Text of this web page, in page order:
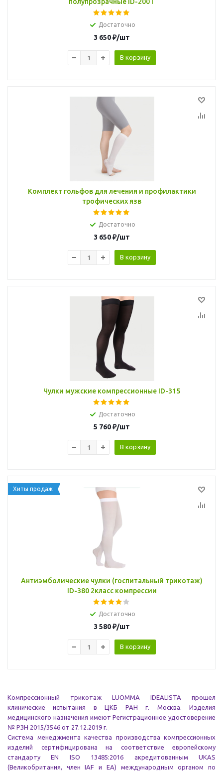
Достаточно
3 650₽/шт
В корзину
Комплект гольфов для лечения и профилактики
трофических язв
Достаточно
3 650₽/шт
В корзину
Чулки мужские компрессионные ID-315
Достаточно
5 760₽/шт
В корзину
Хиты продаж
Антиэмболические чулки (госпитальный трикотаж)
ID-380 2класс компрессии
Достаточно
3 580₽/шт
В корзину
Компрессионный трикотаж LUOMMA IDEALISTA прошел
клинические испытания в ЦКБ РАН г. Москва. Изделия
медицинского назначения имеют Регистрационное удостоверение
№ РЗН 2015/3546 от 27.12.2019 г.
Система менеджмента качества производства компрессионных
изделий сертифицирована на соответствие европейскому
стандарту EN ISO 13485:2016 акредитованным UKAS
(Великобритания, член IAF и EA) международным органом по